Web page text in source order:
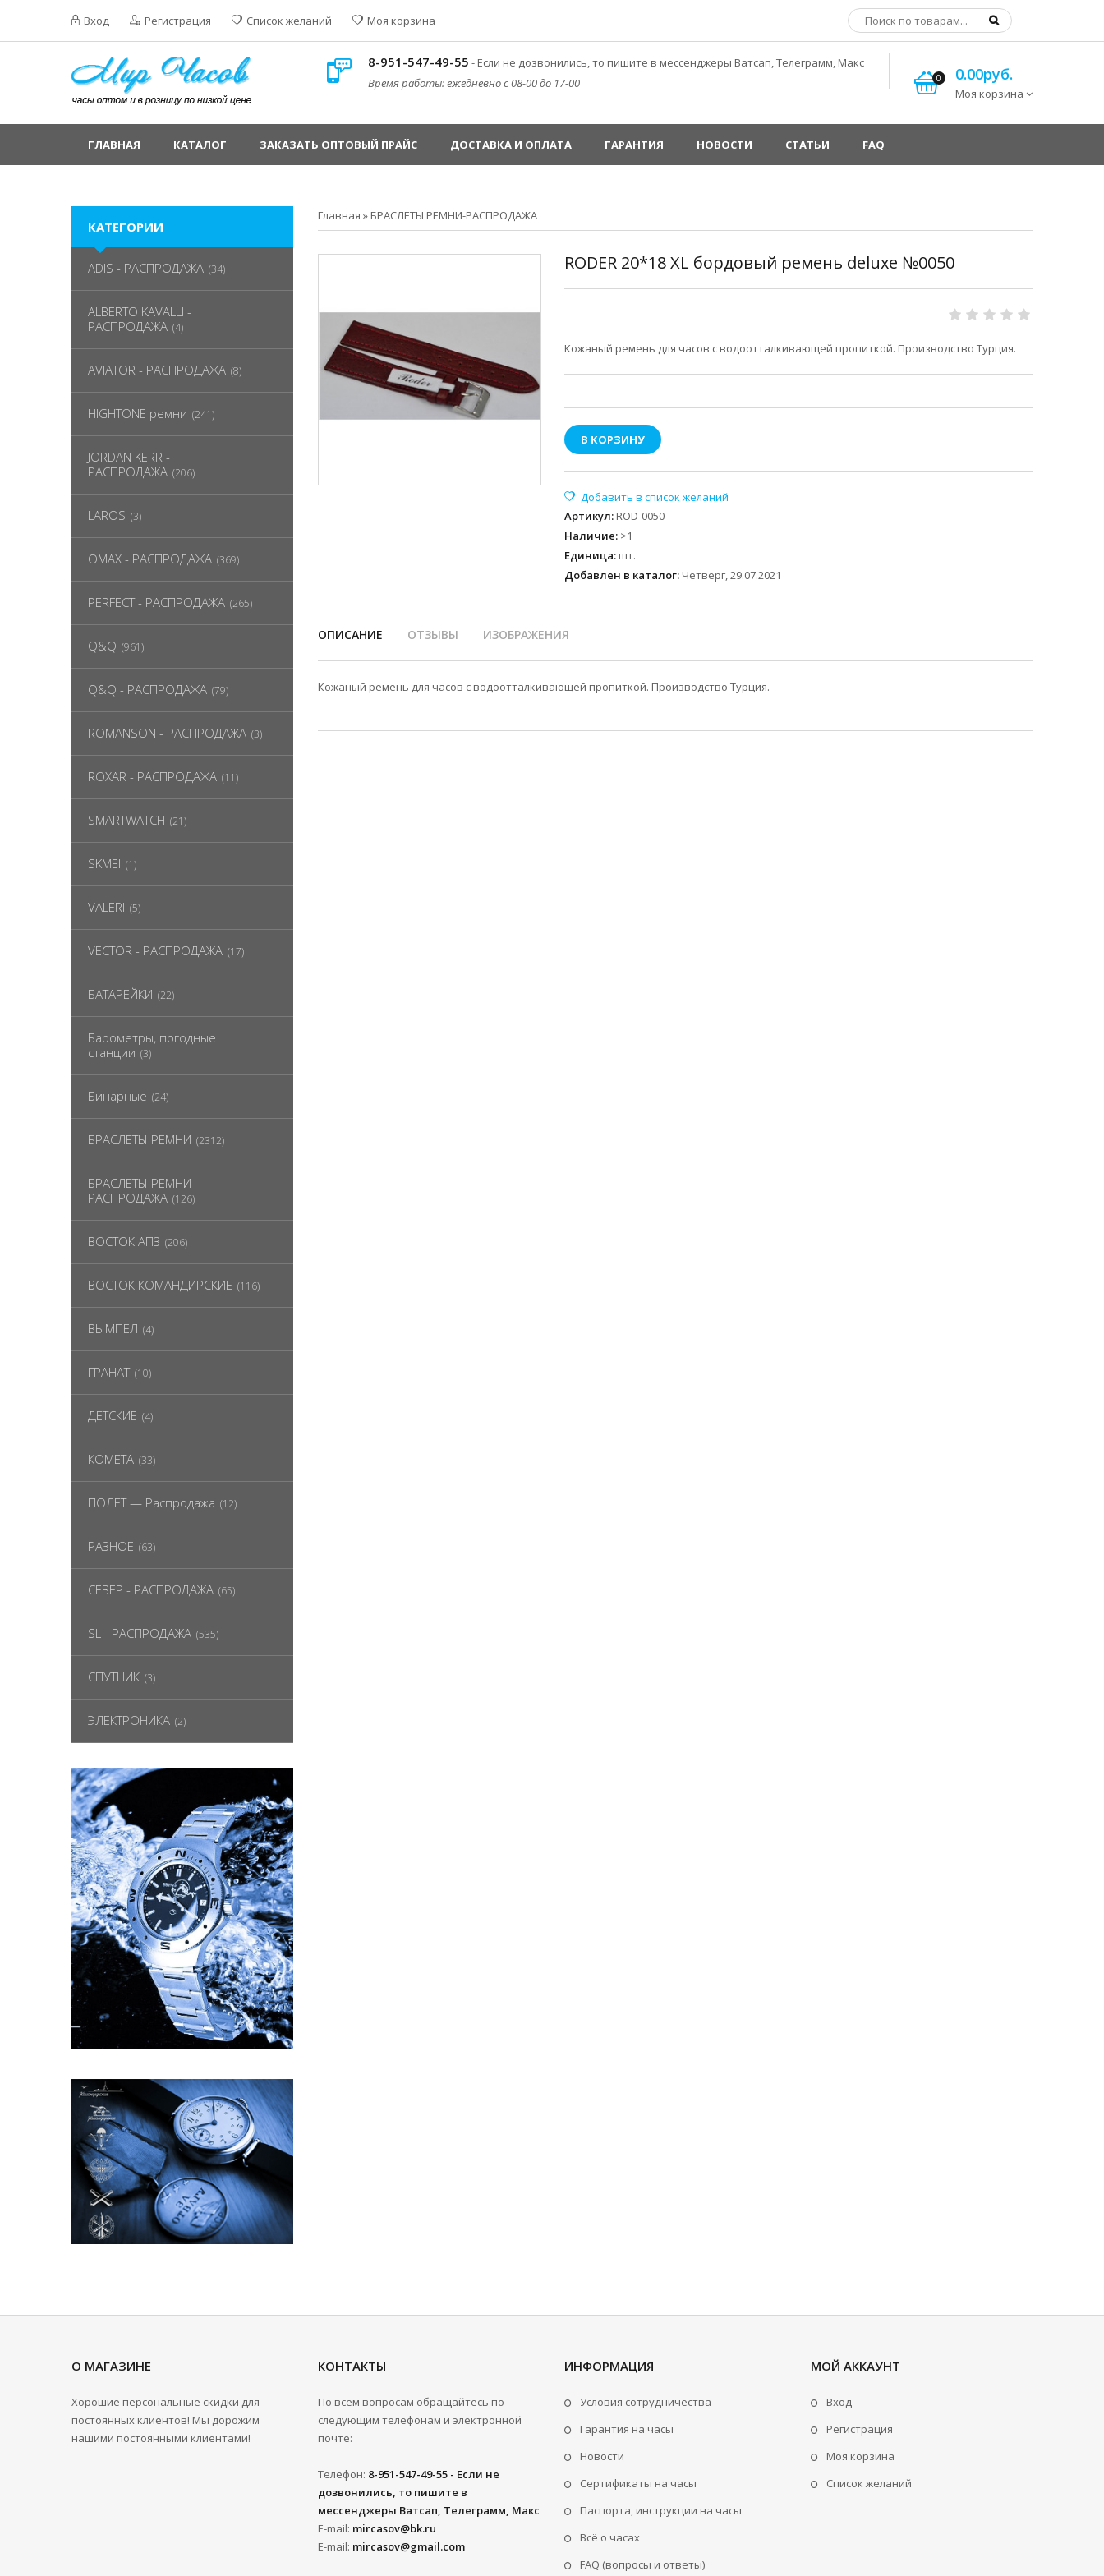
Вход Регистрация Список желаний Моя корзина
8-951-547-49-55 - Если не дозвонились, то пишите в мессенджеры Ватсап, Телеграмм, Макс
Время работы: ежедневно с 08-00 до 17-00
0 0.00руб.
Моя корзина
ГЛАВНАЯ КАТАЛОГ ЗАКАЗАТЬ ОПТОВЫЙ ПРАЙС ДОСТАВКА И ОПЛАТА ГАРАНТИЯ НОВОСТИ СТАТЬИ FAQ
Главная » БРАСЛЕТЫ РЕМНИ-РАСПРОДАЖА
RODER 20*18 XL бордовый ремень deluxe №0050
Кожаный ремень для часов с водоотталкивающей пропиткой. Производство Турция.
В КОРЗИНУ
Артикул: ROD-0050
Наличие: >1
Единица: шт.
Добавлен в каталог: Четверг, 29.07.2021
ОПИСАНИЕ ОТЗЫВЫ ИЗОБРАЖЕНИЯ
Кожаный ремень для часов с водоотталкивающей пропиткой. Производство Турция.
КАТЕГОРИИ
ADIS - РАСПРОДАЖА (34)
ALBERTO KAVALLI -
РАСПРОДАЖА (4)
AVIATOR - РАСПРОДАЖА (8)
HIGHTONE ремни (241)
JORDAN KERR -
РАСПРОДАЖА (206)
LAROS (3)
OMAX - РАСПРОДАЖА (369)
PERFECT - РАСПРОДАЖА (265)
Q&Q (961)
Q&Q - РАСПРОДАЖА (79)
ROMANSON - РАСПРОДАЖА (3)
ROXAR - РАСПРОДАЖА (11)
SMARTWATCH (21)
SKMEI (1)
VALERI (5)
VECTOR - РАСПРОДАЖА (17)
БАТАРЕЙКИ (22)
Барометры, погодные
станции (3)
Бинарные (24)
БРАСЛЕТЫ РЕМНИ (2312)
БРАСЛЕТЫ РЕМНИ-
РАСПРОДАЖА (126)
ВОСТОК АПЗ (206)
ВОСТОК КОМАНДИРСКИЕ (116)
ВЫМПЕЛ (4)
ГРАНАТ (10)
ДЕТСКИЕ (4)
КОМЕТА (33)
ПОЛЕТ — Распродажа (12)
РАЗНОЕ (63)
СЕВЕР - РАСПРОДАЖА (65)
SL - РАСПРОДАЖА (535)
СПУТНИК (3)
ЭЛЕКТРОНИКА (2)
О МАГАЗИНЕ
Хорошие персональные скидки для
постоянных клиентов! Мы дорожим
нашими постоянными клиентами!
КОНТАКТЫ
По всем вопросам обращайтесь по
следующим телефонам и электронной
почте:
Телефон: 8-951-547-49-55 - Если не
дозвонились, то пишите в
мессенджеры Ватсап, Телеграмм, Макс
E-mail: mircasov@bk.ru
E-mail: mircasov@gmail.com
ИНФОРМАЦИЯ
Условия сотрудничества
Гарантия на часы
Новости
Сертификаты на часы
Паспорта, инструкции на часы
Всё о часах
FAQ (вопросы и ответы)
МОЙ АККАУНТ
Вход
Регистрация
Моя корзина
Cписок желаний